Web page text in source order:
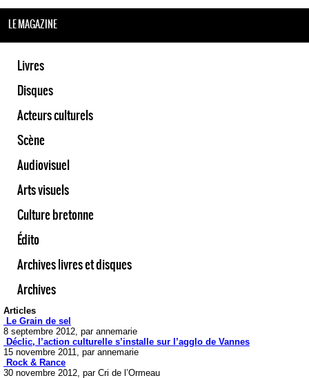
LE MAGAZINE
Livres
Disques
Acteurs culturels
Scène
Audiovisuel
Arts visuels
Culture bretonne
Édito
Archives livres et disques
Archives
Articles
Le Grain de sel
8 septembre 2012, par annemarie
Déclic, l’action culturelle s’installe sur l’agglo de Vannes
15 novembre 2011, par annemarie
Rock & Rance
30 novembre 2012, par Cri de l’Ormeau